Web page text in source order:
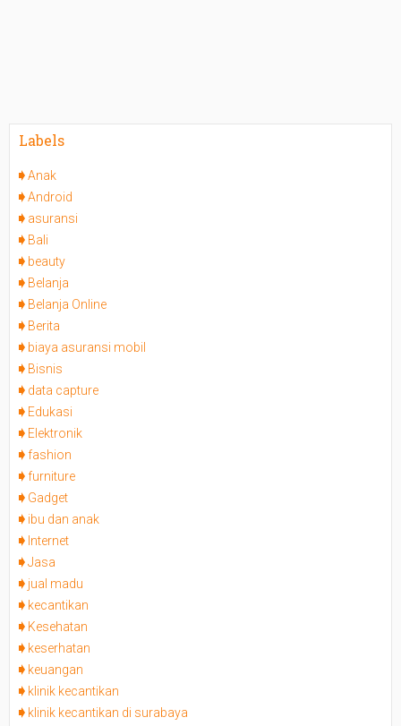
Labels
Anak
Android
asuransi
Bali
beauty
Belanja
Belanja Online
Berita
biaya asuransi mobil
Bisnis
data capture
Edukasi
Elektronik
fashion
furniture
Gadget
ibu dan anak
Internet
Jasa
jual madu
kecantikan
Kesehatan
keserhatan
keuangan
klinik kecantikan
klinik kecantikan di surabaya